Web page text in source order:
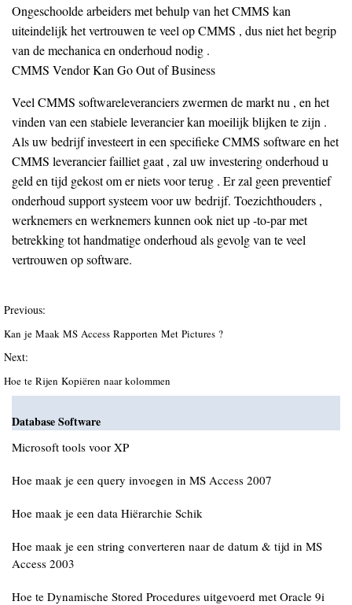
Ongeschoolde arbeiders met behulp van het CMMS kan
uiteindelijk het vertrouwen te veel op CMMS , dus niet het begrip
van de mechanica en onderhoud nodig .
CMMS Vendor Kan Go Out of Business
Veel CMMS softwareleveranciers zwermen de markt nu , en het
vinden van een stabiele leverancier kan moeilijk blijken te zijn .
Als uw bedrijf investeert in een specifieke CMMS software en het
CMMS leverancier failliet gaat , zal uw investering onderhoud u
geld en tijd gekost om er niets voor terug . Er zal geen preventief
onderhoud support systeem voor uw bedrijf. Toezichthouders ,
werknemers en werknemers kunnen ook niet up -to-par met
betrekking tot handmatige onderhoud als gevolg van te veel
vertrouwen op software.
Previous:
Kan je Maak MS Access Rapporten Met Pictures ?
Next:
Hoe te Rijen Kopiëren naar kolommen
Database Software
Microsoft tools voor XP
Hoe maak je een query invoegen in MS Access 2007
Hoe maak je een data Hiërarchie Schik
Hoe maak je een string converteren naar de datum & tijd in MS
Access 2003
Hoe te Dynamische Stored Procedures uitgevoerd met Oracle 9i